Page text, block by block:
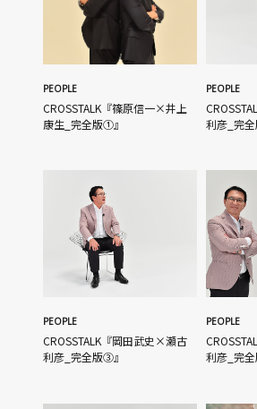
PEOPLE
CROSSTALK『篠原信一×井上
康生_完全版①』
PEOPLE
利彦_完全
PEOPLE
CROSSTALK『岡田武史×瀬古
利彦_完全版③』
PEOPLE
利彦_完全